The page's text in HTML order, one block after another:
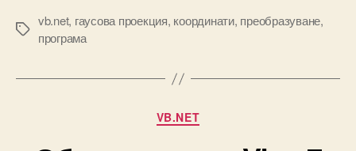
Tags
vb.net, гаусова проекция, координати, преобразуване,
програма
Categories
VB.NET